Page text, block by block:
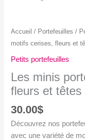
Accueil / Portefeuilles /
motifs cerises, fleurs et
Petits portefeuilles
Les minis
fleurs et têtes
30.00$
Découvrez nos
avec une variété de